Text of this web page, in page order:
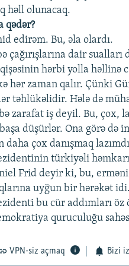
həll olunacaq.
qədər?
edirəm. Bu, əla olardı.
çağırışlarına dair
hərbi yolla həllinə
hər zaman qalır. Çünki
təhlükəlidir. Hələ də
zarafat iş deyil. Bu, çox,
düşürlər. Ona görə də
çox danışmaq
türkiyəli
Frid deyir ki, bu,
uyğun bir hərəkət
bu cür addımları
quruculuğu
VPN-siz açmaq Bizi